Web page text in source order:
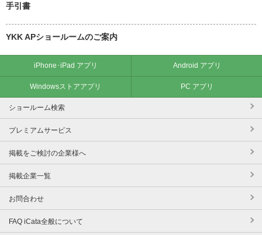
手引書
YKK APショールームのご案内
iPhone･iPad アプリ Android アプリ
Windowsストアアプリ PC アプリ
ショールーム検索
プレミアムサービス
掲載をご検討の企業様へ
掲載企業一覧
お問合わせ
FAQ iCata全般について